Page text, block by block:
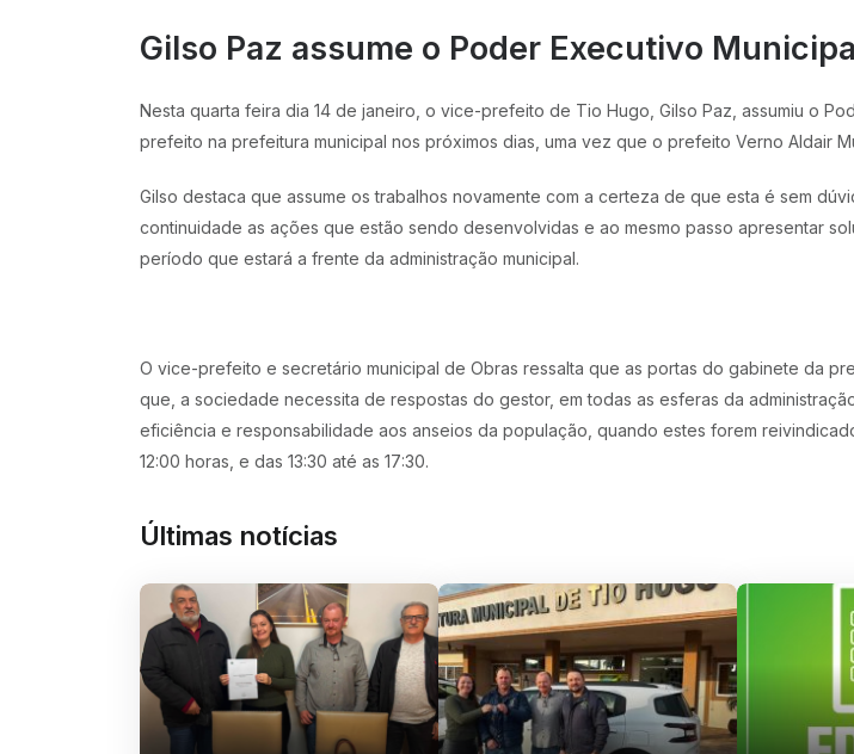
Gilso Paz assume o Poder Executivo
Nesta quarta feira dia 14 de janeiro, o vice-prefeito de Tio Hugo, Gilso Paz, assumiu o
prefeito na prefeitura municipal nos próximos dias, uma vez que o prefeito Verno Aldair
Gilso destaca que assume os trabalhos novamente com a certeza de que esta é sem
continuidade as ações que estão sendo desenvolvidas e ao mesmo passo apresentar
período que estará a frente da administração municipal.
O vice-prefeito e secretário municipal de Obras ressalta que as portas do gabinete da
que, a sociedade necessita de respostas do gestor, em todas as esferas da
eficiência e responsabilidade aos anseios da população, quando estes forem
12:00 horas, e das 13:30 até as 17:30.
Últimas notícias